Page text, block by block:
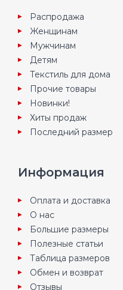
Распродажа
Женщинам
Мужчинам
Детям
Текстиль для дома
Прочие товары
Новинки!
Хиты продаж
Последний размер
Информация
Оплата и доставка
О нас
Большие размеры
Полезные статьи
Таблица размеров
Обмен и возврат
Отзывы